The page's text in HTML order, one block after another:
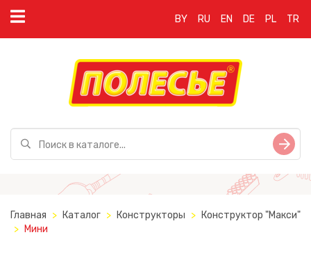
BY RU EN DE PL TR
Главная Каталог Конструкторы
Конструктор "Макси"
Мини